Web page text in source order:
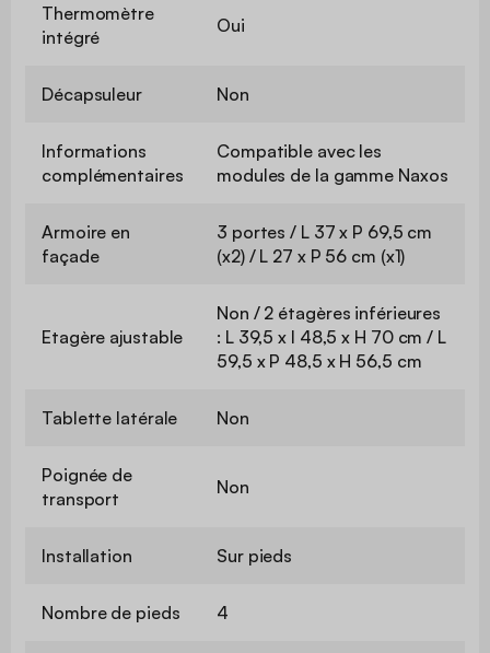
Thermomètre
intégré
Oui
Décapsuleur Non
Informations
complémentaires
Compatible avec les
modules de la gamme Naxos
Armoire en
façade
3 portes / L 37 x P 69,5 cm
(x2) / L 27 x P 56 cm (x1)
Etagère ajustable
Non / 2 étagères inférieures
: L 39,5 x l 48,5 x H 70 cm / L
59,5 x P 48,5 x H 56,5 cm
Tablette latérale Non
Poignée de
transport
Non
Installation Sur pieds
Nombre de pieds 4